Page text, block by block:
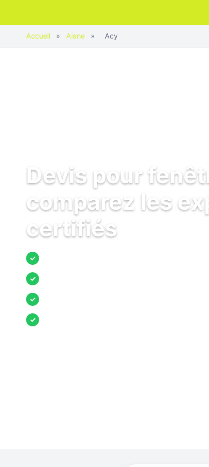
Accueil » Aisne » Acy
Devis pour
comparez les
certifiés
✓
✓
✓
✓